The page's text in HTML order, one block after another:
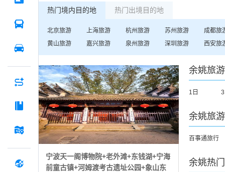
热门境内目的地 热门出境目的地
北京旅游 上海旅游 杭州旅游 苏州旅游 成都旅
黄山旅游 嘉兴旅游 泉州旅游 深圳 旅游 西安旅
宁波天一阁博物院+老外滩+东钱湖+宁海
前童古镇+河姆渡考古遗址公园+象山东
余姚旅
1日
余姚旅
百事通旅行
余姚热